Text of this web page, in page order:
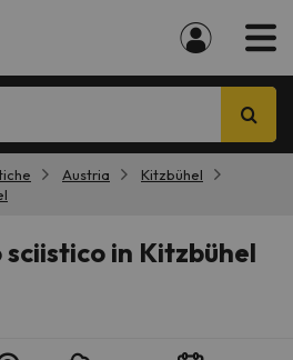
Austria
Kitzbühel
in Kitzbühel